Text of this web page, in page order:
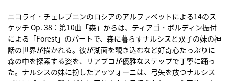
ニコライ・チェレプニンのロシアのアルファベットによる14のス
ケッチ Op. 38：第10曲「森」からは、ティアゴ・ボルディン振付
による「Forest」のパートで、森に暮らすナルシスと双子の妹の神
話の世界が描かれる。彼が湖面を覗き込むなど好奇心たっぷりに
森の中を探索する姿を、リアブコが優雅なステップで丁寧に踊っ
た。ナルシスの妹に扮したアッツォーニは、弓矢を放つナルシス